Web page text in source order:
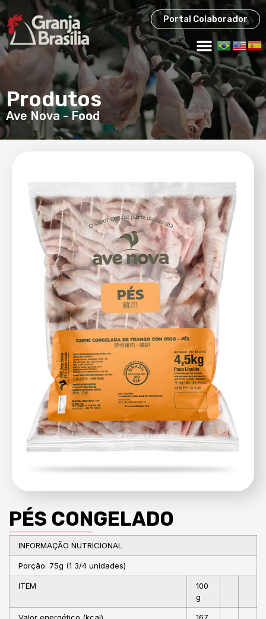
Portal Colaborador
Produtos
Ave Nova-Food
PÉS CONGELADO
INFORMAÇÃO NUTRICIONAL
Porção: 75g (1 3/4 unidades)
ITEM
100
g